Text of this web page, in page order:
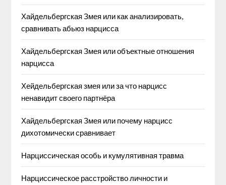
Хайдельбергская Змея или как анализировать,
сравнивать абьюз нарцисса
Хайдельбергская Змея или объектные отношения
нарцисса
Хейдельбергская змея или за что нарцисс
ненавидит своего партнёра
Хайдельбергская Змея или почему нарцисс
дихотомически сравнивает
Нарциссическая особь и кумулятивная травма
Нарциссическое расстройство личности и